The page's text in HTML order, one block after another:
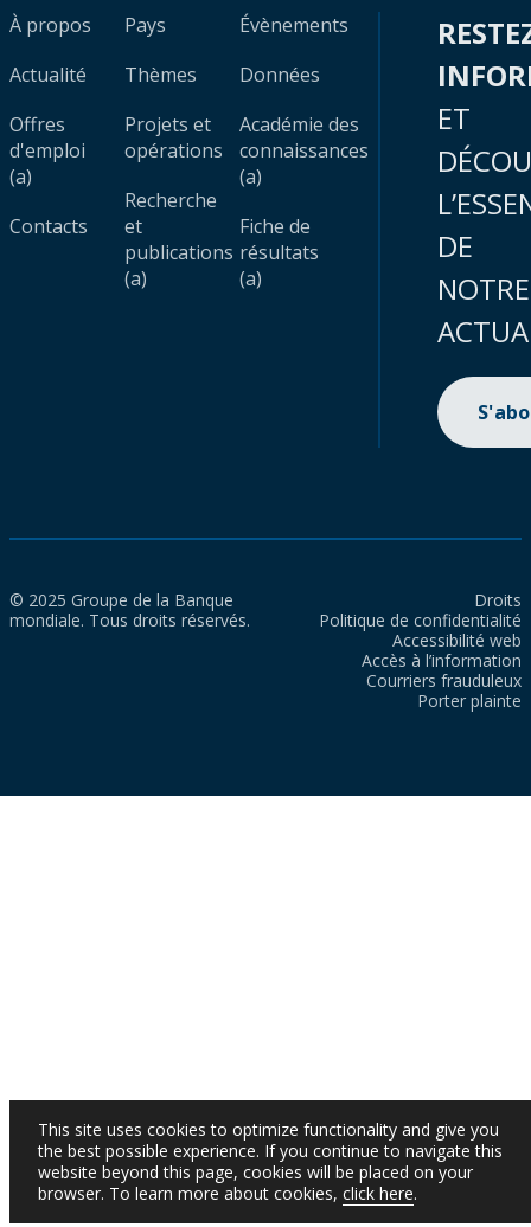
À propos
Actualité
Offres
d'emploi
(a)
Contacts
Pays
Thèmes
Projets et
opérations
Recherche
et
publications
(a)
Évènements
Données
Académie des
connaissances
(a)
Fiche de
résultats
(a)
ET
DE
NOTRE
© 2025 Groupe de la Banque
mondiale. Tous droits réservés.
Droits
Politique de confidentialité
Accessibilité web
Accès à l’information
Courriers frauduleux
Porter plainte
This site uses cookies to optimize functionality and give you
the best possible experience. If you continue to navigate this
website beyond this page, cookies will be placed on your
browser. To learn more about cookies, click here.